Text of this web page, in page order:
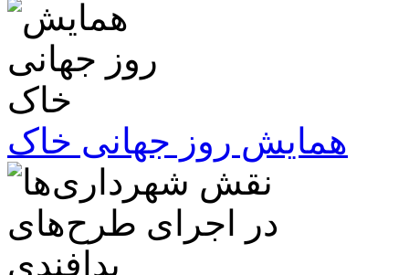
همایش روز جهانی خاک